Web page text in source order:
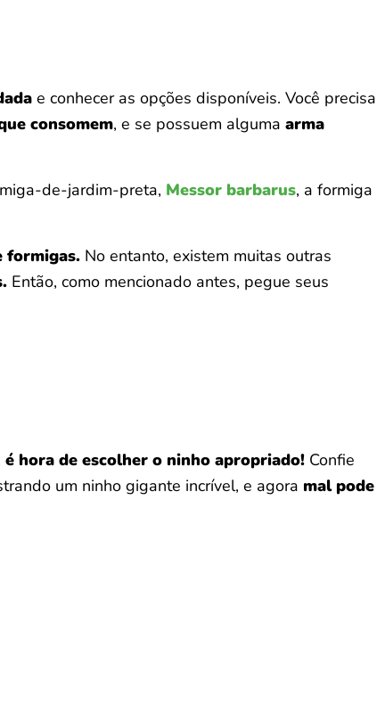
e conhecer as opções disponíveis. Você precisa
consomem, e se possuem alguma arma
de-jardim-preta, Messor barbarus, a formiga
formigas. No entanto, existem muitas outras
Então, como mencionado antes, pegue seus
é hora de escolher o ninho apropriado! Confie
um ninho gigante incrível, e agora mal pode